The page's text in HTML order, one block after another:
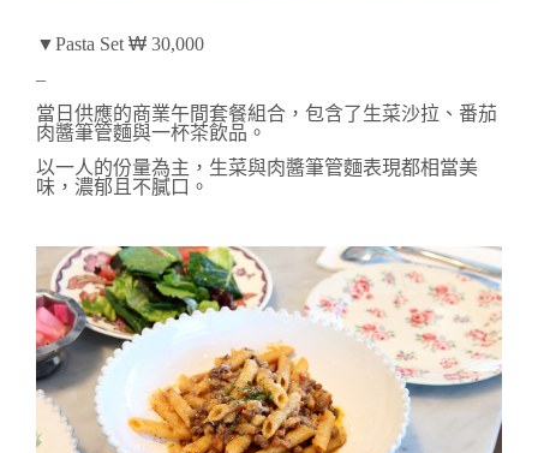
▼Pasta Set ₩ 30,000
–
當日供應的商業午間套餐組合，包含了生菜沙拉、番茄
肉醬筆管麵與一杯茶飲品。
以一人的份量為主，生菜與肉醬筆管麵表現都相當美
味，濃郁且不膩口。